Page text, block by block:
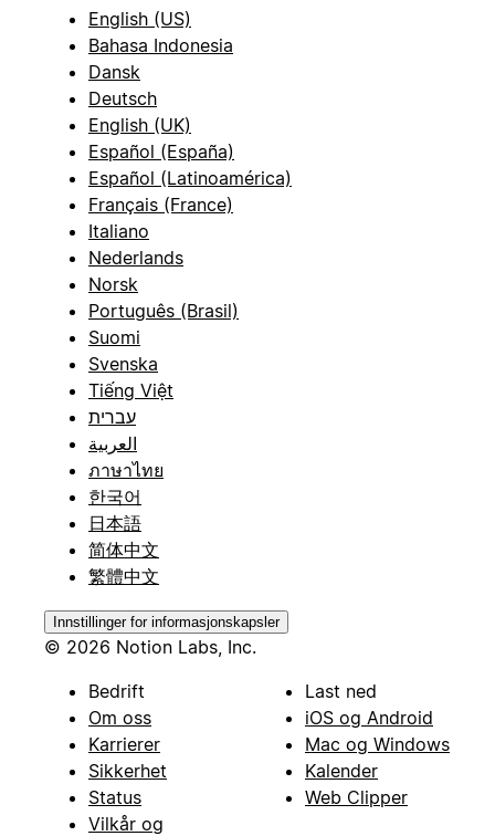
English (US)
Bahasa Indonesia
Dansk
Deutsch
English (UK)
Español (España)
Español (Latinoamérica)
Français (France)
Italiano
Nederlands
Norsk
Português (Brasil)
Suomi
Svenska
Tiếng Việt
עברית
العربية
ภาษาไทย
한국어
日本語
简体中文
繁體中文
Innstillinger for informasjonskapsler
© 2026 Notion Labs, Inc.
Bedrift
Om oss
Karrierer
Sikkerhet
Status
Vilkår og
Last ned
iOS og Android
Mac og Windows
Kalender
Web Clipper